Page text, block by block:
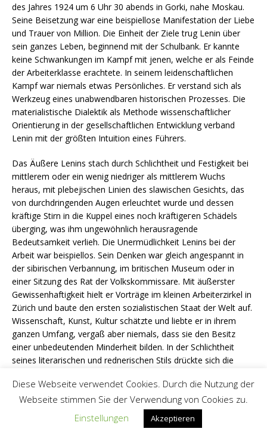
des Jahres 1924 um 6 Uhr 30 abends in Gorki, nahe Moskau.
Seine Beisetzung war eine beispiellose Manifestation der Liebe
und Trauer von Million. Die Einheit der Ziele trug Lenin über
sein ganzes Leben, beginnend mit der Schulbank. Er kannte
keine Schwankungen im Kampf mit jenen, welche er als Feinde
der Arbeiterklasse erachtete. In seinem leidenschaftlichen
Kampf war niemals etwas Persönliches. Er verstand sich als
Werkzeug eines unabwendbaren historischen Prozesses. Die
materialistische Dialektik als Methode wissenschaftlicher
Orientierung in der gesellschaftlichen Entwicklung verband
Lenin mit der größten Intuition eines Führers.
Das Äußere Lenins stach durch Schlichtheit und Festigkeit bei
mittlerem oder ein wenig niedriger als mittlerem Wuchs
heraus, mit plebejischen Linien des slawischen Gesichts, das
von durchdringenden Augen erleuchtet wurde und dessen
kräftige Stirn in die Kuppel eines noch kräftigегen Schädels
überging, was ihm ungewöhnlich herausragende
Bedeutsamkeit verlieh. Die Unermüdlichkeit Lenins bei der
Arbeit war beispiellos. Sein Denken war gleich angespannt in
der sibirischen Verbannung, im britischen Museum oder in
einer Sitzung des Rat der Volkskommissare. Mit äußerster
Gewissenhaftigkeit hielt er Vorträge im kleinen Arbeiterzirkel in
Zürich und baute den ersten sozialistischen Staat der Welt auf.
Wissenschaft, Kunst, Kultur schätzte und liebte er in ihrem
ganzen Umfang, vergaß aber niemals, dass sie den Besitz
einer unbedeutenden Minderheit bilden. In der Schlichtheit
seines literarischen und rednerischen Stils drückte sich die
geistigen Kräfte aus. Im persönlichen Umgang war Lenin
ausgeglichen, freundlich, aufmerksam, besonders zu den
Unterdrückten, zu den Schwachen, zu Kindern. Seine
Lebensweise im Kreml unterschied sich wenig von seiner
Diese Webseite verwendet Cookies. Durch die Nutzung der
Webseite stimmen Sie der Verwendung von Cookies zu.
Einstellungen
Akzeptieren